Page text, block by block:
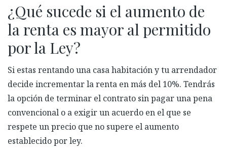
¿Qué sucede si el aumento de
la renta es mayor al permitido
por la Ley?
Si estas rentando una casa habitación y tu arrendador
decide incrementar la renta en más del 10%. Tendrás
la opción de terminar el contrato sin pagar una pena
convencional o a exigir un acuerdo en el que se
respete un precio que no supere el aumento
establecido por ley.